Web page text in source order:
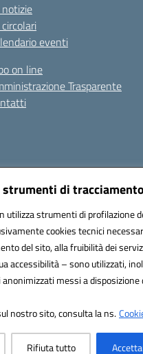
di tracciamento
utilizza strumenti di profilazione
cookies tecnici
del sito, alla fruibilità dei
accessibilità – sono utilizzati,
messi a disposizione
nostro sito, consulta la ns.
Rifiuta tutto
notizie
eventi
on line
Trasparente